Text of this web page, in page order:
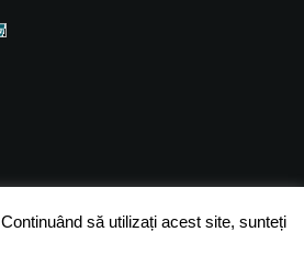
să utilizați acest site, sunteți